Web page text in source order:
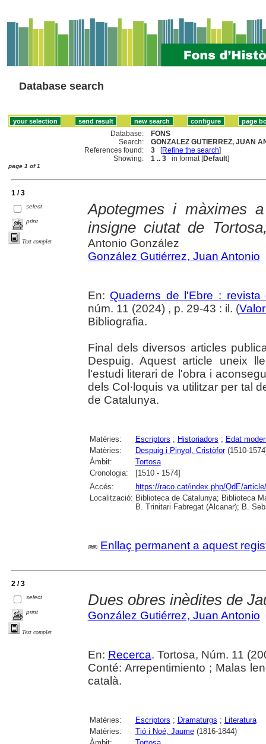
Database search
Database:
FONS
Search:
GONZALEZ GUTIERREZ, JUAN
References found:
3 [Refine the search]
Showing:
1 .. 3 in format [Default]
page 1 of 1
1 / 3
select
print
Text complet
Apotegmes i màximes
insigne ciutat de
Antonio González
González Gutiérrez, Juan Antonio
En: Quaderns de l'Ebre :
núm. 11 (2024) , p. 29-43 : il. (
Bibliografia.
Final dels diversos articles
Despuig. Aquest article uneix
l'estudi literari de l'obra i
dels Col·loquis va utilitzar per tal
de Catalunya.
Matèries: Escriptors ; Historiadors ; Edat
Matèries:
Despuig i Pinyol, Cristòfor(1510-
Àmbit:
Tortosa
Cronologia:
[1510 - 1574]
Accés:
https://raco.cat/index.php/QdE/
Localització: Biblioteca de Catalunya; Biblioteca
B. Trinitari Fabregat (Alcanar); B.
Enllaç permanent a aquest
2 / 3
select
print
Text complet
Dues obres inèdites de
González Gutiérrez, Juan Antonio
En: Recerca. Tortosa, Núm. 11
Conté: Arrepentimiento ; Malas
català.
Matèries: Escriptors ; Dramaturgs ; Literatura
Matèries:
Tió i Noé, Jaume(1816-1844)